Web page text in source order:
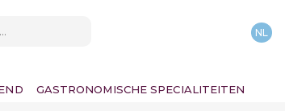
NL
GASTRONOMISCHE SPECIALITEITEN